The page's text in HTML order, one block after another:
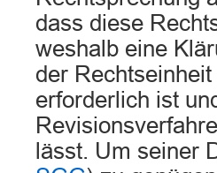
dass diese
weshalb eine
der
erforderlich ist
lässt. Um seiner